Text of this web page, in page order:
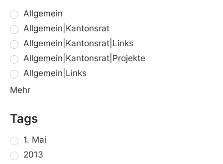
Allgemein
Allgemein|Kantonsrat
Allgemein|Kantonsrat|Links
Allgemein|Kantonsrat|Projekte
Allgemein|Links
Mehr
Tags
1. Mai
2013